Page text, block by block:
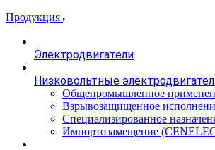
Продукция
Электродвигатели
Низковольтные
Общепромышленное
Взрывозащищенное
Специализированное
Импортозамещение